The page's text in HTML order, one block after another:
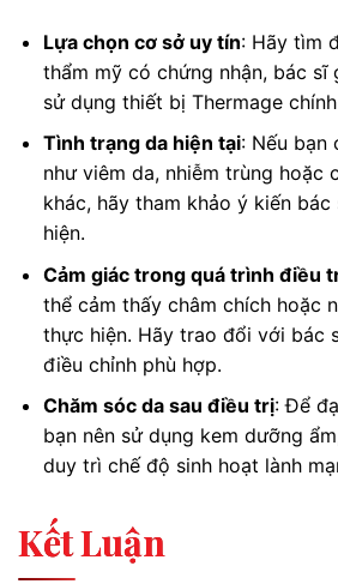
Lựa chọn cơ sở uy tín: Hãy tìm
thẩm mỹ có chứng nhận, bác sĩ
sử dụng thiết bị Thermage
Tình trạng da hiện tại: Nếu bạn
như viêm da, nhiễm trùng hoặc
khác, hãy tham khảo ý kiến
hiện.
Cảm giác trong quá trình điều
thể cảm thấy châm chích hoặc
thực hiện. Hãy trao đổi với bác
điều chỉnh phù hợp.
Chăm sóc da sau điều trị: Để
bạn nên sử dụng kem dưỡng
duy trì chế độ sinh hoạt lành
Kết Luận